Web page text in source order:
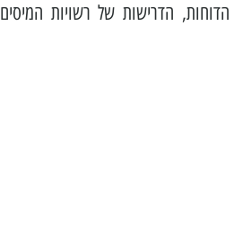
הדרישות של רשויות המיסים